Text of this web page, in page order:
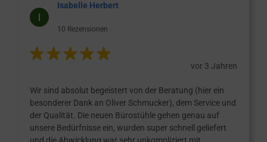
Isabelle Herbert
10 Rezensionen
vor 3 Jahren
Wir sind absolut begeistert von der Beratung (hier ein
besonderer Dank an Oliver Schmucker), dem Service und
der Qualität. Die neuen Bürostühle gehen genau auf
unsere Bedürfnisse ein, wurden super schnell geliefert